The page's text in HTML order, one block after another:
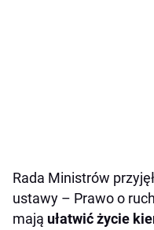
Rada Ministrów
ustawy – Prawo o
mają ułatwić życie